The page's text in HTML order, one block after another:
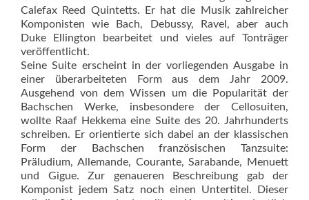
Calefax Reed Quintetts. Er hat die Musik zahlreicher
Komponisten wie Bach, Debussy, Ravel, aber auch
Duke Ellington bearbeitet und vieles auf Tonträger
veröffentlicht.
Seine Suite erscheint in der vorliegenden Ausgabe in
einer überarbeiteten Form aus dem Jahr 2009.
Ausgehend von dem Wissen um die Populari­tät der
Bachschen Werke, insbesondere der Cellosuiten,
wollte Raaf Hekkema eine Suite des 20. Jahrhunderts
schreiben. Er orientierte sich dabei an der klassischen
Form der Bachschen französischen Tanzsuite:
Präludium, Allemande, Courante, Sarabande, Menuett
und Gigue. Zur genaueren Beschreibung gab der
Komponist jedem Satz noch einen Untertitel. Dieser